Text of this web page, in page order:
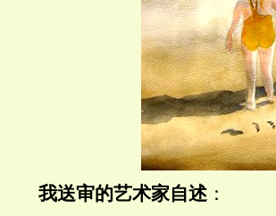
我送审的艺术家自述：